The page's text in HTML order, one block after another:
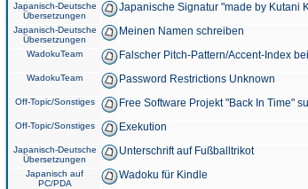
Japanisch-Deutsche
Übersetzungen
Japanische Signatur "made by Kutani
Japanisch-Deutsche
Übersetzungen
Meinen Namen schreiben
WadokuTeam Falscher Pitch-Pattern/Accent-Index
WadokuTeam Password Restrictions Unknown
Off-Topic/Sonstiges Free Software Projekt "Back In Time"
Off-Topic/Sonstiges Exekution
Japanisch-Deutsche
Übersetzungen
Unterschrift auf Fußballtrikot
Japanisch auf
PC/PDA
Wadoku für Kindle